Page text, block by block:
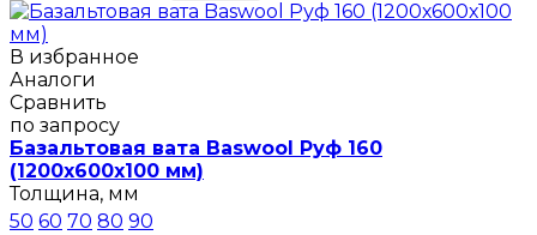
В избранное
Аналоги
Сравнить
по запросу
Базальтовая вата Baswool Руф 160
(1200х600х100 мм)
Толщина, мм
50 60 70 80 90